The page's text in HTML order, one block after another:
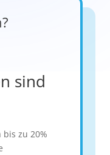
sind
bis zu 20%